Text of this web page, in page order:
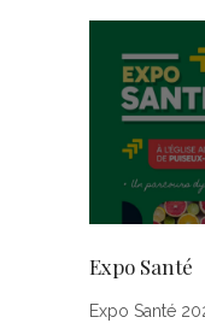
Expo Santé
Expo Santé